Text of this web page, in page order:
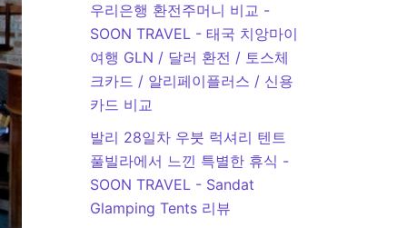
우리은행 환전주머니 비교 -
SOON TRAVEL- 태국 치앙마이
여행 GLN / 달러 환전 / 토스체
크카드 / 알리페이플러스 / 신용
카드 비교
발리 28일차 우붓 럭셔리 텐트
풀빌라에서 느낀 특별한 휴식 -
SOON TRAVEL- Sandat
Glamping Tents 리뷰